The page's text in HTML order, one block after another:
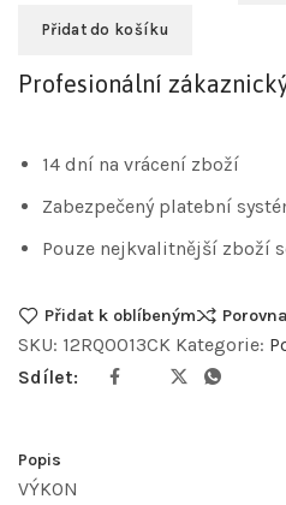
Přidat do košíku
Profesionální
14 dní na vrácení zboží
Zabezpečený platební
Pouze nejkvalitnější zboží
Přidat k oblíbeným
SKU: 12RQ0013CK Kategorie:
Sdílet:
Popis
VÝKON